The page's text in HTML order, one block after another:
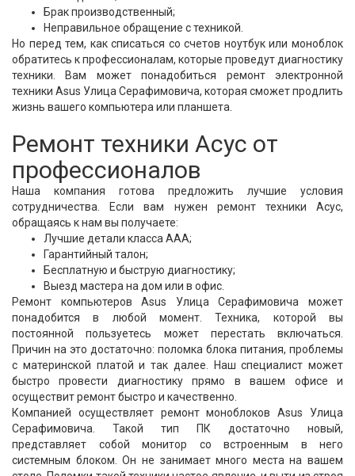
Брак производственный;
Неправильное обращение с техникой.
Но перед тем, как списаться со счетов ноутбук или моноблок
обратитесь к профессионалам, которые проведут диагностику
техники. Вам может понадобиться ремонт электронной
техники Asus Улица Серафимовича, которая сможет продлить
жизнь вашего компьютера или планшета.
Ремонт техники Асус от
профессионалов
Наша компания готова предложить лучшие условия
сотрудничества. Если вам нужен ремонт техники Асус,
обращаясь к нам вы получаете:
Лучшие детали класса ААА;
Гарантийный талон;
Бесплатную и быструю диагностику;
Выезд мастера на дом или в офис.
Ремонт компьютеров Asus Улица Серафимовича может
понадобится в любой момент. Техника, которой вы
постоянной пользуетесь может перестать включаться.
Причин на это достаточно: поломка блока питания, проблемы
с материнской платой и так далее. Наш специалист может
быстро провести диагностику прямо в вашем офисе и
осуществит ремонт быстро и качественно.
Компанией осуществляет ремонт моноблоков Asus Улица
Серафимовича. Такой тип ПК достаточно новый,
представляет собой монитор со встроенным в него
системным блоком. Он не занимает много места на вашем